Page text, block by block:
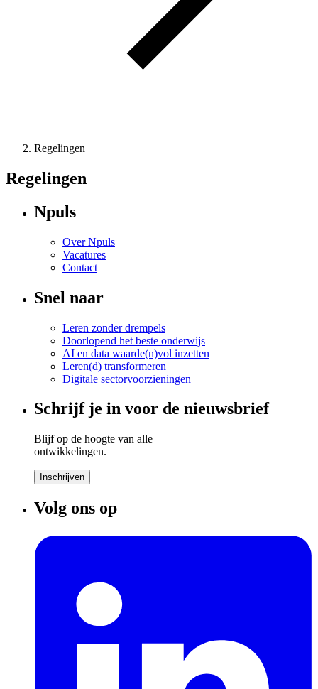
Regelingen
Regelingen
Npuls
Over Npuls
Vacatures
Contact
Snel naar
Leren zonder drempels
Doorlopend het beste onderwijs
AI en data waarde(n)vol inzetten
Leren(d) transformeren
Digitale sectorvoorzieningen
Schrijf je in voor de nieuwsbrief
Blijf op de hoogte van alle
ontwikkelingen.
Inschrijven
Volg ons op